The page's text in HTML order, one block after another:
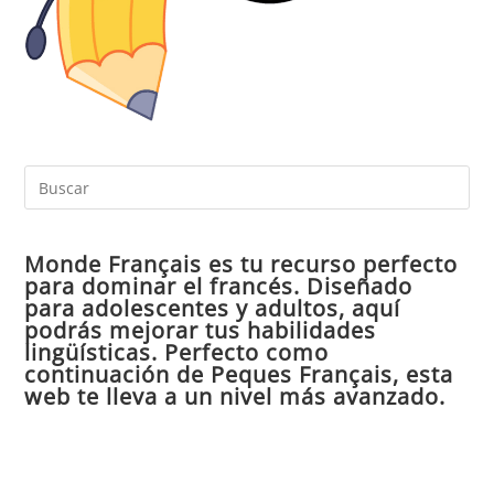
Monde Français es tu recurso perfecto
para dominar el francés. Diseñado
para adolescentes y adultos, aquí
podrás mejorar tus habilidades
lingüísticas. Perfecto como
continuación de Peques Français, esta
web te lleva a un nivel más avanzado.